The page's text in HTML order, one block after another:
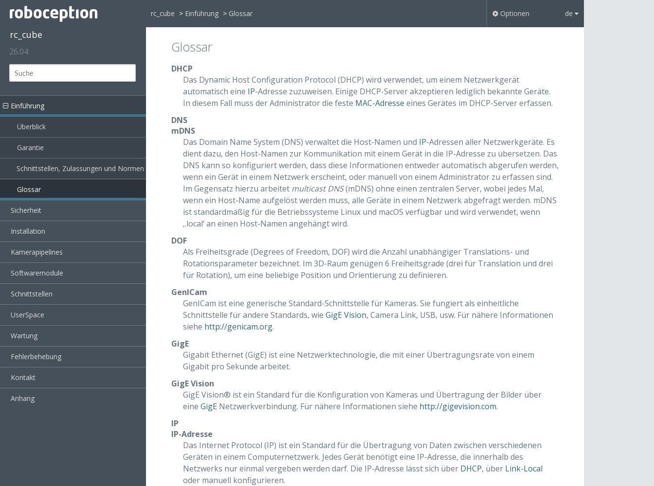
rc_cube
26.04
Einführung
Überblick
Garantie
Schnittstellen, Zulassungen und Normen
Glossar
Sicherheit
Installation
Kamerapipelines
Softwaremodule
Schnittstellen
UserSpace
Wartung
Fehlerbehebung
Kontakt
Anhang
rc_cube > Einführung > Glossar
Glossar
DHCP
Das Dynamic Host Configuration Protocol (DHCP) wird verwendet, um einem Netzwerkgerät
automatisch eine IP-Adresse zuzuweisen. Einige DHCP-Server akzeptieren lediglich bekannte Geräte.
In diesem Fall muss der Administrator die feste MAC-Adresse eines Gerätes im DHCP-Server erfassen.
DNS
mDNS
Das Domain Name System (DNS) verwaltet die Host-Namen und IP-Adressen aller Netzwerkgeräte. Es
dient dazu, den Host-Namen zur Kommunikation mit einem Gerät in die IP-Adresse zu übersetzen. Das
DNS kann so konfiguriert werden, dass diese Informationen entweder automatisch abgerufen werden,
wenn ein Gerät in einem Netzwerk erscheint, oder manuell von einem Administrator zu erfassen sind.
Im Gegensatz hierzu arbeitet multicast DNS(mDNS) ohne einen zentralen Server, wobei jedes Mal,
wenn ein Host-Name aufgelöst werden muss, alle Geräte in einem Netzwerk abgefragt werden. mDNS
ist standardmäßig für die Betriebssysteme Linux und macOS verfügbar und wird verwendet, wenn
‚.local‘ an einen Host-Namen angehängt wird.
DOF
Als Freiheitsgrade (Degrees of Freedom, DOF) wird die Anzahl unabhängiger Translations- und
Rotationsparameter bezeichnet. Im 3D-Raum genügen 6 Freiheitsgrade (drei für Translation und drei
für Rotation), um eine beliebige Position und Orientierung zu definieren.
GenICam
GenICam ist eine generische Standard-Schnittstelle für Kameras. Sie fungiert als einheitliche
Schnittstelle für andere Standards, wie GigE Vision, Camera Link, USB, usw. Für nähere Informationen
siehe http://genicam.org.
GigE
Gigabit Ethernet (GigE) ist eine Netzwerktechnologie, die mit einer Übertragungsrate von einem
Gigabit pro Sekunde arbeitet.
GigE Vision
GigE Vision® ist ein Standard für die Konfiguration von Kameras und Übertragung der Bilder über
eine GigENetzwerkverbindung. Für nähere Informationen siehe http://gigevision.com.
IP
IP-Adresse
Das Internet Protocol (IP) ist ein Standard für die Übertragung von Daten zwischen verschiedenen
Geräten in einem Computernetzwerk. Jedes Gerät benötigt eine IP-Adresse, die innerhalb des
Netzwerks nur einmal vergeben werden darf. Die IP-Adresse lässt sich über DHCP, über Link-Local
oder manuell konfigurieren.
Optionen de